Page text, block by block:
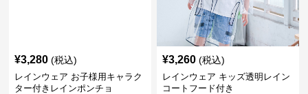
¥3,280 (税込)
レインウェア お子様用キャラク
ター付きレインポンチョ
¥3,260 (税込)
レインウェア キッズ透明レイン
コートフード付き